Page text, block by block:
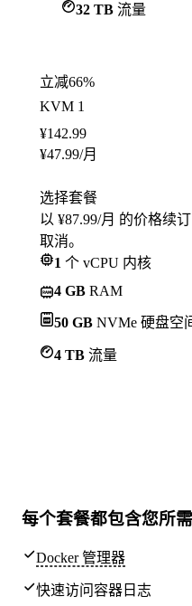
32 TB 流量
立减66%
KVM 1
¥142.99
¥47.99/月
选择套餐
以 ¥87.99/月 的价格续
取消。
1 个 vCPU 内核
4 GB RAM
50 GB NVMe 硬盘空
4 TB 流量
每个套餐都包含您所
Docker 管理器
快速访问容器日志